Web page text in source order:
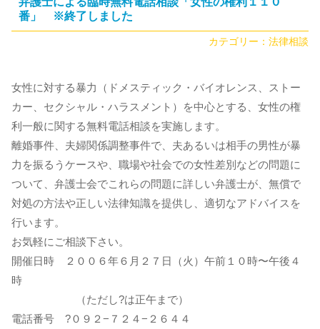
番」 ※終了しました
カテゴリー： 法律相談
女性に対する暴力（ドメスティック・バイオレンス、ストー
カー、セクシャル・ハラスメント）を中心とする、女性の権
利一般に関する無料電話相談を実施します。
離婚事件、夫婦関係調整事件で、夫あるいは相手の男性が暴
力を振るうケースや、職場や社会での女性差別などの問題に
ついて、弁護士会でこれらの問題に詳しい弁護士が、無償で
対処の方法や正しい法律知識を提供し、適切なアドバイスを
行います。
お気軽にご相談下さい。
開催日時 ２００６年６月２７日（火）午前１０時〜午後４
時
（ただし?は正午まで）
電話番号 ?０９２−７２４−２６４４